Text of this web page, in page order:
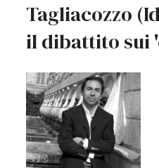
Tagliacozzo
il dibattito sui